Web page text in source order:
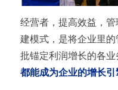
经营者，提高效益，
建模式，是将企业里
批锚定利润增长的各业
都能成为企业的增长引